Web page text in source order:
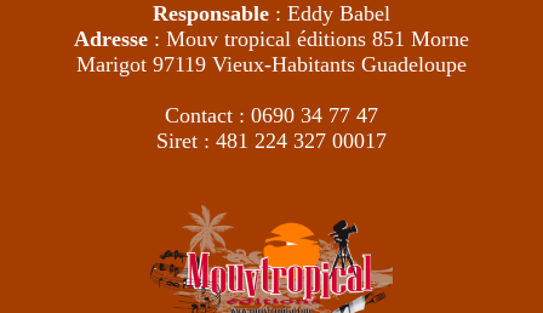
Responsable : Eddy Babel
Adresse : Mouv tropical éditions 851 Morne
Marigot 97119 Vieux-Habitants Guadeloupe
Contact : 0690 34 77 47
Siret : 481 224 327 00017